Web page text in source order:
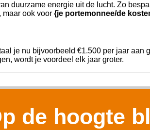
duurzame energie uit de lucht. Zo
maar ook voor {je portemonnee/de
je nu bijvoorbeeld €1.500 per jaar aan
wordt je voordeel elk jaar groter.
de hoogte